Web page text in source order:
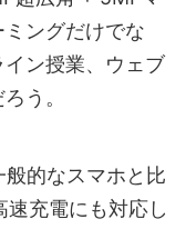
ングだけでな
ン授業、ウェブ
う。
般的なスマホと比
充電にも対応し